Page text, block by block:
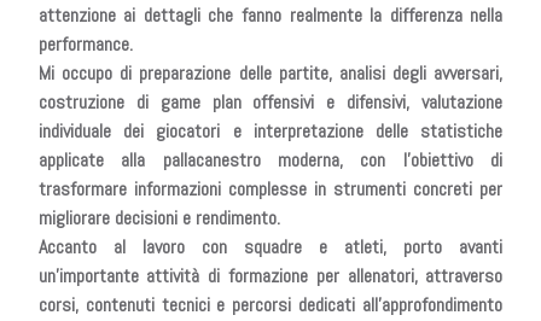
attenzione ai dettagli che fanno realmente la differenza nella
performance.
Mi occupo di preparazione delle partite, analisi degli avversari,
costruzione di game plan offensivi e difensivi, valutazione
individuale dei giocatori e interpretazione delle statistiche
applicate alla pallacanestro moderna, con l’obiettivo di
trasformare informazioni complesse in strumenti concreti per
migliorare decisioni e rendimento.
Accanto al lavoro con squadre e atleti, porto avanti
un’importante attività di formazione per allenatori, attraverso
corsi, contenuti tecnici e percorsi dedicati all’approfondimento